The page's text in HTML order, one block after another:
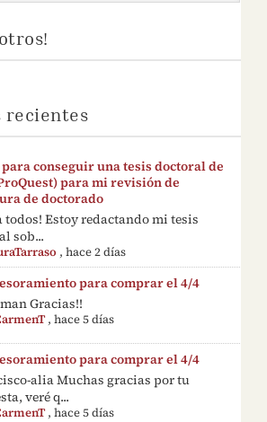
recientes
conseguir una tesis doctoral de
para mi revisión de
de doctorado
todos! Estoy redactando mi tesis
sob...
,hace 2 días
para comprar el 4/4
Gracias!!
,hace 5 días
para comprar el 4/4
alia Muchas gracias por tu
veré q...
,hace 5 días